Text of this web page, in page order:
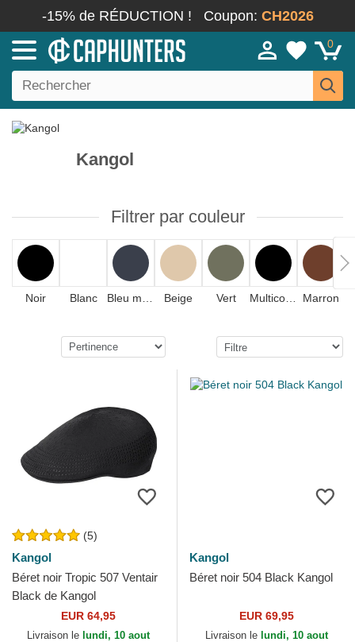
-15% de RÉDUCTION ! Coupon: CH2026
0
Kangol
Filtrer par couleur
Noir Blanc Beige Vert Marron
(5)
Kangol
Béret noir Tropic 507 Ventair
Black de Kangol
EUR 64,95
Livraison le lundi, 10 aout
Kangol
Béret noir 504 Black Kangol
EUR 69,95
Livraison le lundi, 10 aout